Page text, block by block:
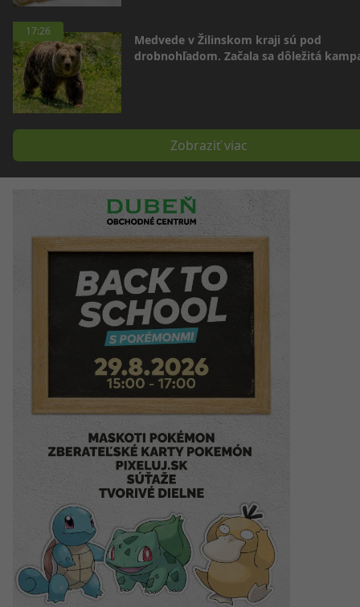
17:26
Medvede v Žilinskom kraji sú pod
drobnohľadom. Začala sa dôležitá
Zobraziť viac